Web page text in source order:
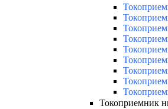
Токоприемник